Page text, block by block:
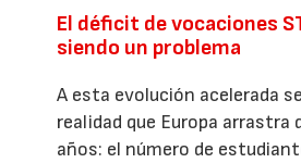
El déficit de vocaciones
siendo un problema
A esta evolución acelerada
realidad que Europa arrastra
años: el número de